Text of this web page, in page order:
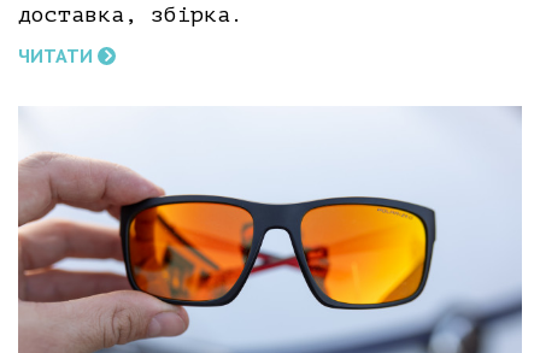
доставка, збірка.
ЧИТАТИ